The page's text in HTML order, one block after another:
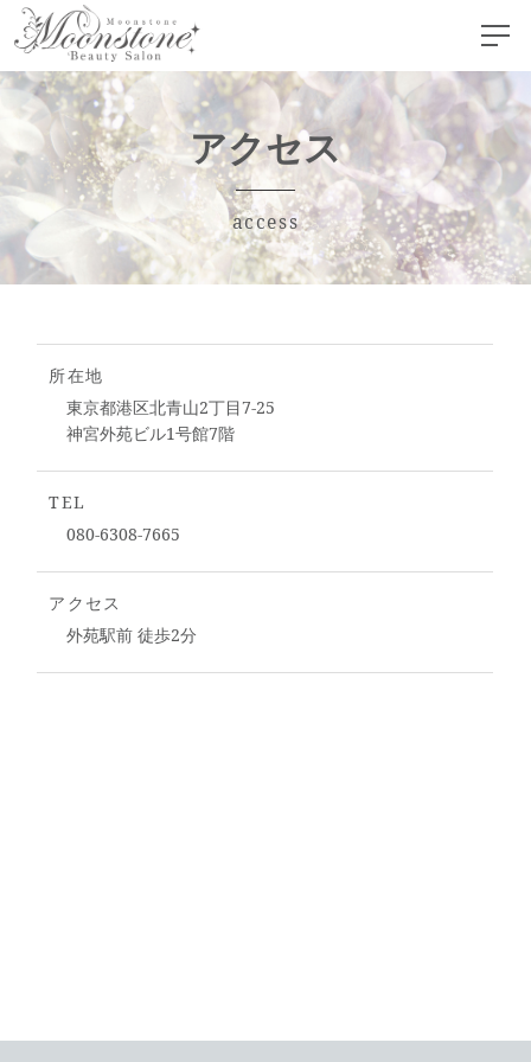
アクセス
access
所在地
東京都港区北青山2丁目7-25
神宮外苑ビル1号館7階
TEL
080-6308-7665
アクセス
外苑駅前 徒歩2分